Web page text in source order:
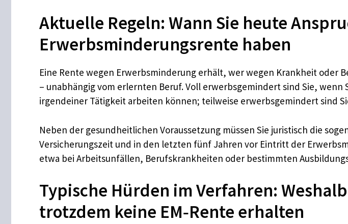
Aktuelle Regeln: Wann Sie heute
Erwerbsminderungsrente haben
Eine Rente wegen Erwerbsminderung erhält, wer wegen Krankheit
– unabhängig vom erlernten Beruf. Voll erwerbsgemindert sind Sie,
irgendeiner Tätigkeit arbeiten können; teilweise erwerbsgemindert sind
Neben der gesundheitlichen Voraussetzung müssen Sie juristisch die
Versicherungszeit und in den letzten fünf Jahren vor Eintritt der
etwa bei Arbeitsunfällen, Berufskrankheiten oder bestimmten
Typische Hürden im Verfahren:
trotzdem keine EM‑Rente erhalten